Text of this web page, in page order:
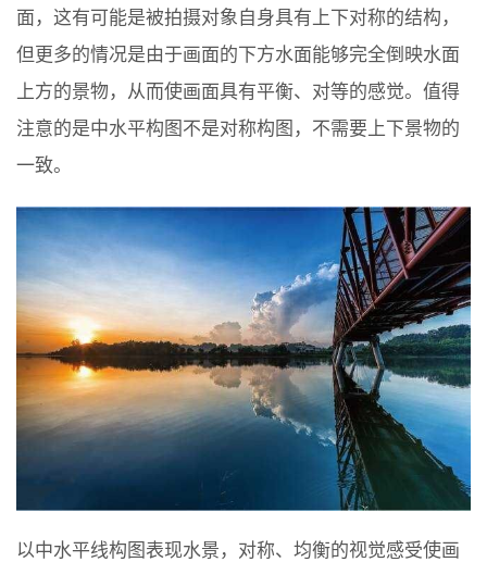
面，这有可能是被拍摄对象自身具有上下对称的结构，
但更多的情况是由于画面的下方水面能够完全倒映水面
上方的景物，从而使画面具有平衡、对等的感觉。值得
注意的是中水平构图不是对称构图，不需要上下景物的
一致。
以中水平线构图表现水景，对称、均衡的视觉感受使画